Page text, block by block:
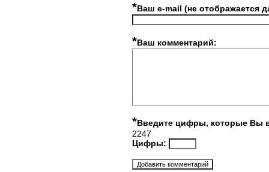
*Ваш e-mail (не отображается
*Ваш комментарий:
*Введите цифры, которые Вы
2247
Цифры: